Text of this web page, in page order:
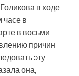
в ходе
часе в
в восьми
причин
эту
она,